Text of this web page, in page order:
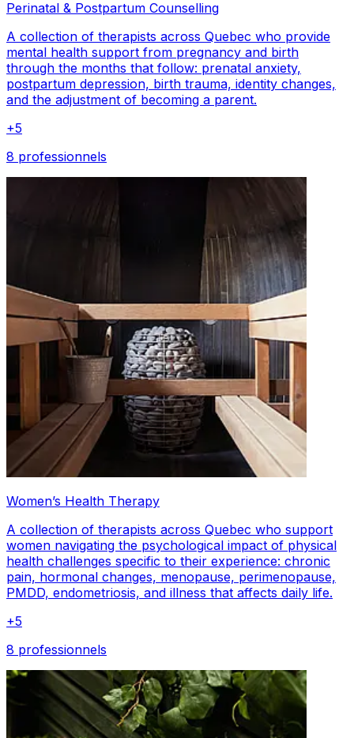
Perinatal & Postpartum Counselling
A collection of therapists across Quebec who provide
mental health support from pregnancy and birth
through the months that follow: prenatal anxiety,
postpartum depression, birth trauma, identity changes,
and the adjustment of becoming a parent.
+5
8 professionnels
Women’s Health Therapy
A collection of therapists across Quebec who support
women navigating the psychological impact of physical
health challenges specific to their experience: chronic
pain, hormonal changes, menopause, perimenopause,
PMDD, endometriosis, and illness that affects daily life.
+5
8 professionnels